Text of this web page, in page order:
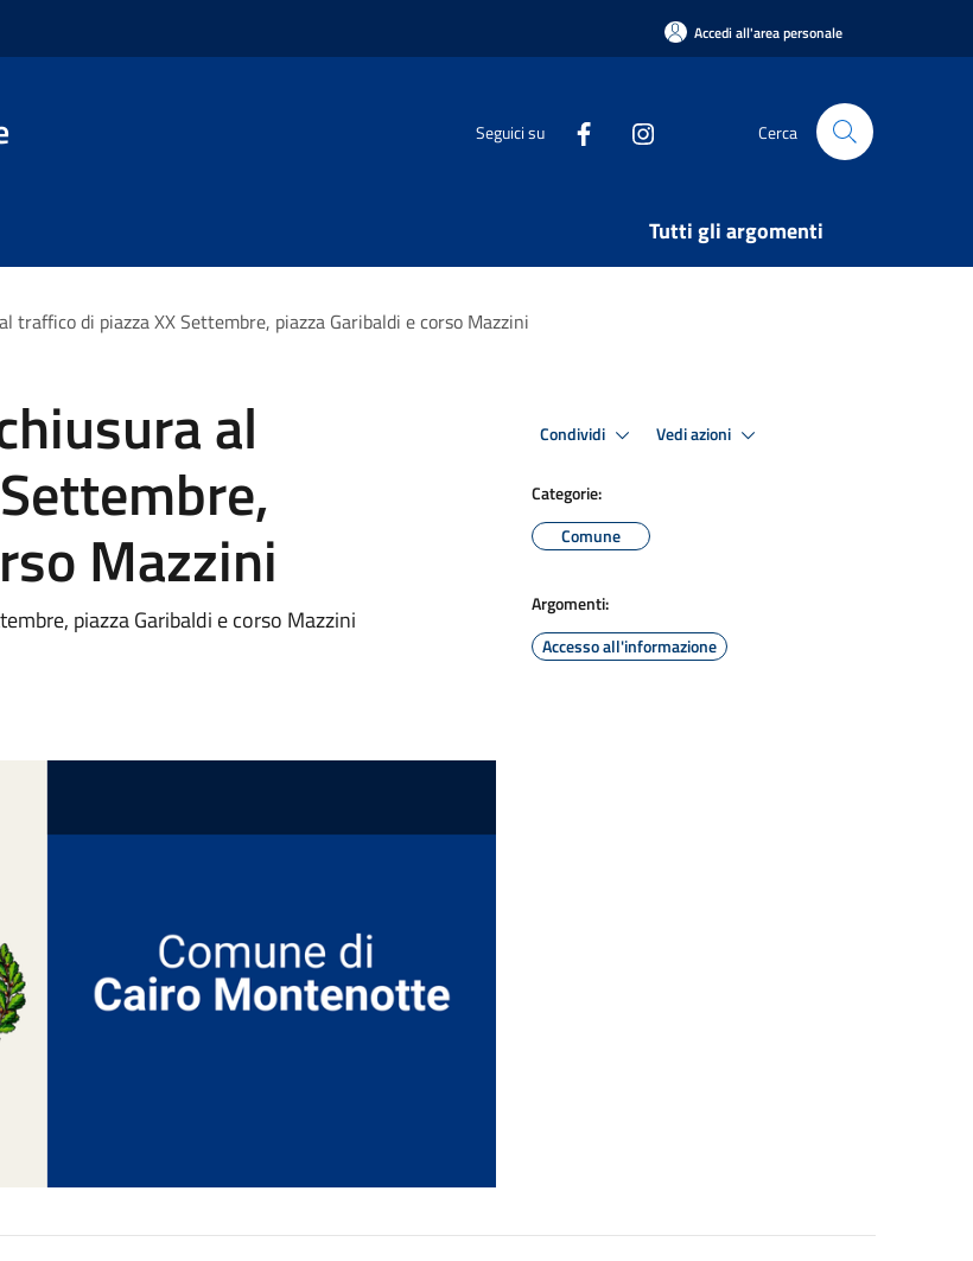
Accedi all'area personale
Seguici su Cerca
Tutti gli argomenti
traffico di piazza XX Settembre, piazza Garibaldi e corso Mazzini
al
Mazzini
piazza Garibaldi e corso Mazzini
Condividi Vedi azioni
Categorie:
Comune
Argomenti:
Accesso all'informazione